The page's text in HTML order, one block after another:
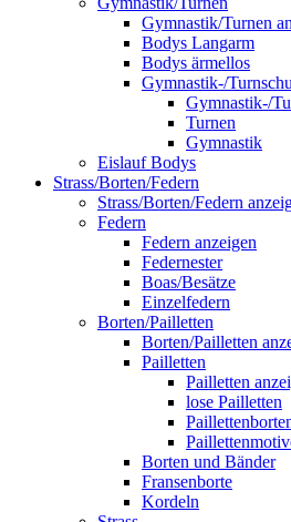
Gymnastik/Turnen
Bodys Langarm
Bodys ärmellos
Gymnastik-/
Gymnastik-/
Turnen
Gymnastik
Eislauf Bodys
Strass/Borten/Federn
Strass/Borten/Federn
Federn
Federn anzeigen
Federnester
Boas/Besätze
Einzelfedern
Borten/Pailletten
Borten/Pailletten
Pailletten
Pailletten
lose Pailletten
Borten und Bänder
Fransenborte
Kordeln